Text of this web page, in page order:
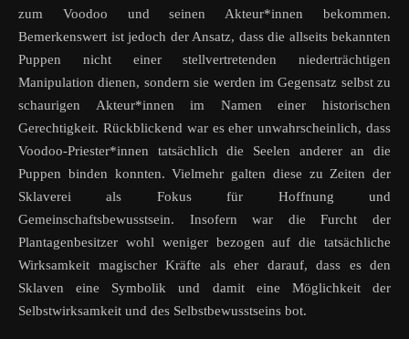
zum Voodoo und seinen Akteur*innen bekommen.
Bemerkenswert ist jedoch der Ansatz, dass die allseits bekannten
Puppen nicht einer stellvertretenden niederträchtigen
Manipulation dienen, sondern sie werden im Gegensatz selbst zu
schaurigen Akteur*innen im Namen einer historischen
Gerechtigkeit. Rückblickend war es eher unwahrscheinlich, dass
Voodoo-Priester*innen tatsächlich die Seelen anderer an die
Puppen binden konnten. Vielmehr galten diese zu Zeiten der
Sklaverei als Fokus für Hoffnung und
Gemeinschaftsbewusstsein. Insofern war die Furcht der
Plantagenbesitzer wohl weniger bezogen auf die tatsächliche
Wirksamkeit magischer Kräfte als eher darauf, dass es den
Sklaven eine Symbolik und damit eine Möglichkeit der
Selbstwirksamkeit und des Selbstbewusstseins bot.